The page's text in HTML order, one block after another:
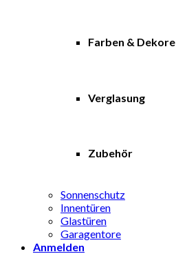
Farben & Dekore
Verglasung
Zubehör
Sonnenschutz
Innentüren
Glastüren
Garagentore
Anmelden